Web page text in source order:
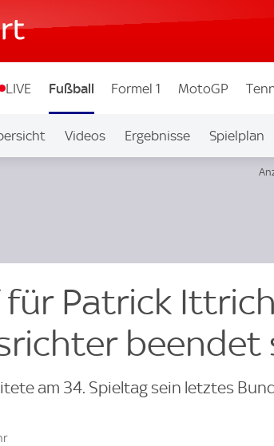
LIVE Fußball Formel 1 MotoGP
Videos Ergebnisse Spielplan
Patrick
beendet
am 34. Spieltag sein letztes